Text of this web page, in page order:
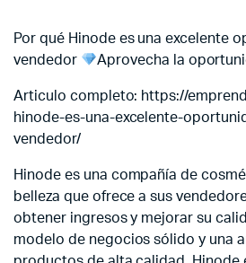
Por qué Hinode es una excelente
vendedor
Aprovecha la
Articulo completo: https://
hinode-es-una-excelente-
vendedor/
Hinode es una compañía de
belleza que ofrece a sus
obtener ingresos y mejorar su
modelo de negocios sólido y una